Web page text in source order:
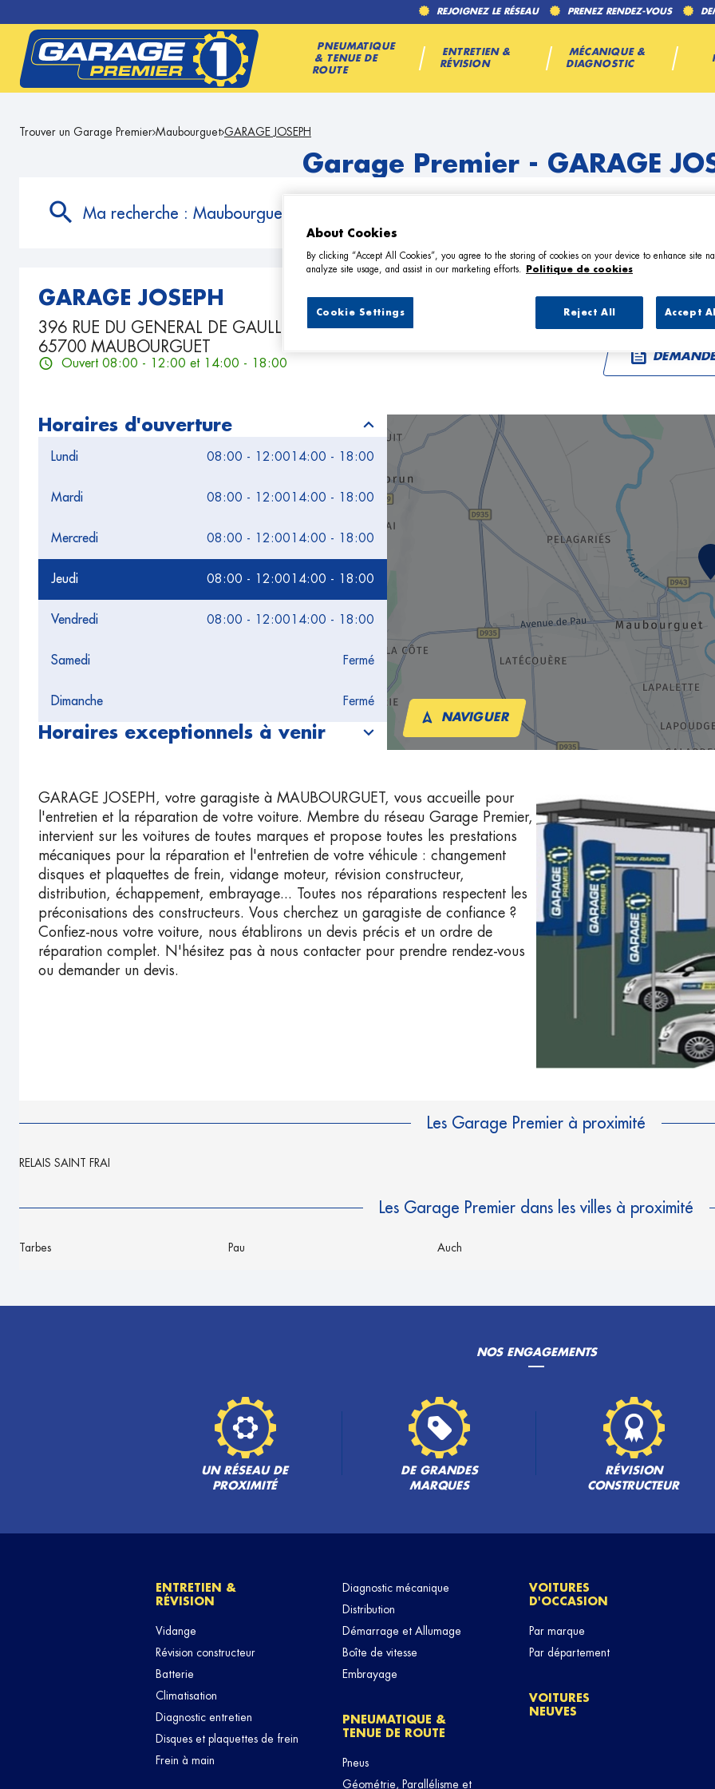
REJOIGNEZ LE RÉSEAU PRENEZ RENDEZ-VOUS
PNEUMATIQUE
& TENUE DE
ROUTE
ENTRETIEN &
RÉVISION
MÉCANIQUE &
DIAGNOSTIC
Trouver un Garage Premier Maubourguet GARAGE JOSEPH
Garage Premier - GARAGE
Ma recherche : Maubourguet
GARAGE JOSEPH
396 RUE DU GENERAL DE GAULLE
65700 MAUBOURGUET
Ouvert 08:00 - 12:00 et 14:00 - 18:00
Horaires d'ouverture
Lundi 08:00 - 12:00 14:00 - 18:00
Mardi 08:00 - 12:00 14:00 - 18:00
Mercredi 08:00 - 12:00 14:00 - 18:00
Jeudi 08:00 - 12:00 14:00 - 18:00
Vendredi 08:00 - 12:00 14:00 - 18:00
Samedi Fermé
Dimanche Fermé
Horaires exceptionnels à venir
NAVIGUER
GARAGE JOSEPH, votre garagiste à MAUBOURGUET, vous accueille pour
l'entretien et la réparation de votre voiture. Membre du réseau Garage Premier,
intervient sur les voitures de toutes marques et propose toutes les prestations
mécaniques pour la réparation et l'entretien de votre véhicule : changement
disques et plaquettes de frein, vidange moteur, révision constructeur,
distribution, échappement, embrayage... Toutes nos réparations respectent les
préconisations des constructeurs. Vous cherchez un garagiste de confiance ?
Confiez-nous votre voiture, nous établirons un devis précis et un ordre de
réparation complet. N'hésitez pas à nous contacter pour prendre rendez-vous
ou demander un devis.
Les Garage Premier à proximité
RELAIS SAINT FRAI
Les Garage Premier dans les villes à proximité
Tarbes Pau Auch
NOS ENGAGEMENTS
UN RÉSEAU DE
PROXIMITÉ
DE GRANDES
MARQUES
RÉVISION
CONSTRUCTEUR
ENTRETIEN &
RÉVISION
Vidange
Révision constructeur
Batterie
Climatisation
Diagnostic entretien
Disques et plaquettes de frein
Frein à main
Diagnostic mécanique
Distribution
Démarrage et Allumage
Boîte de vitesse
Embrayage
PNEUMATIQUE &
TENUE DE ROUTE
Pneus
Géométrie, Parallélisme et
VOITURES
D'OCCASION
Par marque
Par département
VOITURES
NEUVES
About Cookies
By clicking “Accept All Cookies”, you agree to the storing of cookies on your device to enhance site
analyze site usage, and assist in our marketing efforts.
Politique de cookies
Reject All Accept
Cookie Settings